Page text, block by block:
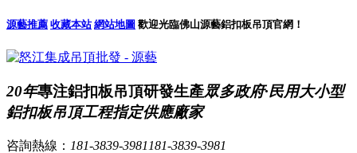
源藝推薦 收藏本站 網站地圖 歡迎光臨佛山源藝鋁扣板吊頂官網！
20年專注鋁扣板吊頂研發生產眾多政府·民用大小型
鋁扣板吊頂工程指定供應廠家
咨詢熱線： 181-3839-3981 181-3839-3981